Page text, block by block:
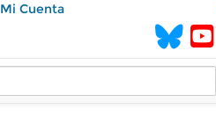
Mi Cuenta